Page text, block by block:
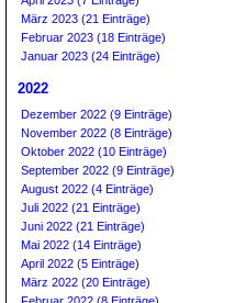
März 2023 (21 Einträge)
Februar 2023 (18 Einträge)
Januar 2023 (24 Einträge)
2022
Dezember 2022 (9 Einträge)
November 2022 (8 Einträge)
Oktober 2022 (10 Einträge)
September 2022 (9 Einträge)
August 2022 (4 Einträge)
Juli 2022 (21 Einträge)
Juni 2022 (21 Einträge)
Mai 2022 (14 Einträge)
April 2022 (5 Einträge)
März 2022 (20 Einträge)